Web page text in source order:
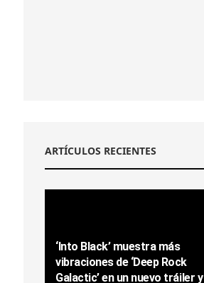
ARTÍCULOS RECIENTES
‘Into Black’ muestra más
vibraciones de ‘Deep Rock
Galactic’ en un nuevo tráiler y